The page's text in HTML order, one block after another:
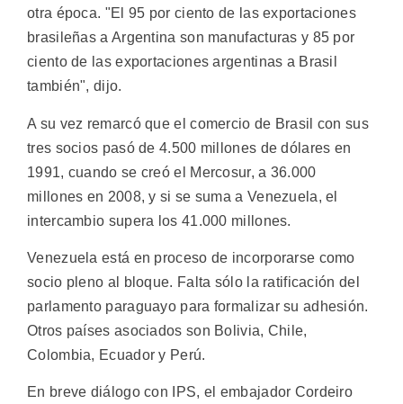
otra época. "El 95 por ciento de las exportaciones
brasileñas a Argentina son manufacturas y 85 por
ciento de las exportaciones argentinas a Brasil
también", dijo.
A su vez remarcó que el comercio de Brasil con sus
tres socios pasó de 4.500 millones de dólares en
1991, cuando se creó el Mercosur, a 36.000
millones en 2008, y si se suma a Venezuela, el
intercambio supera los 41.000 millones.
Venezuela está en proceso de incorporarse como
socio pleno al bloque. Falta sólo la ratificación del
parlamento paraguayo para formalizar su adhesión.
Otros países asociados son Bolivia, Chile,
Colombia, Ecuador y Perú.
En breve diálogo con IPS, el embajador Cordeiro